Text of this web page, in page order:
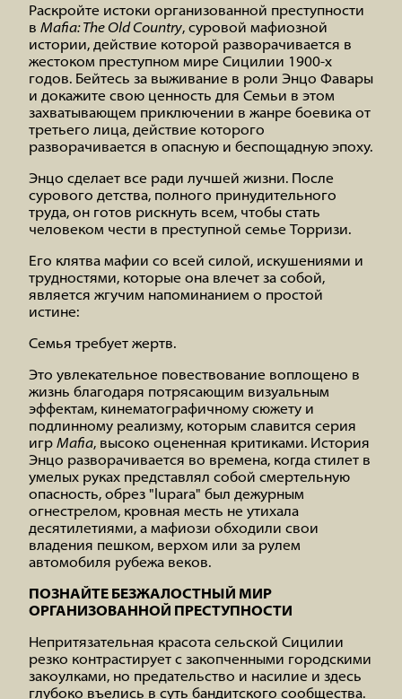
Раскройте истоки организованной преступности
в Mafia: The Old Country, суровой мафиозной
истории, действие которой разворачивается в
жестоком преступном мире Сицилии 1900-х
годов. Бейтесь за выживание в роли Энцо Фавары
и докажите свою ценность для Семьи в этом
захватывающем приключении в жанре боевика от
третьего лица, действие которого
разворачивается в опасную и беспощадную эпоху.
Энцо сделает все ради лучшей жизни. После
сурового детства, полного принудительного
труда, он готов рискнуть всем, чтобы стать
человеком чести в преступной семье Торризи.
Его клятва мафии со всей силой, искушениями и
трудностями, которые она влечет за собой,
является жгучим напоминанием о простой
истине:
Семья требует жертв.
Это увлекательное повествование воплощено в
жизнь благодаря потрясающим визуальным
эффектам, кинематографичному сюжету и
подлинному реализму, которым славится серия
игр Mafia, высоко оцененная критиками. История
Энцо разворачивается во времена, когда стилет в
умелых руках представлял собой смертельную
опасность, обрез "lupara" был дежурным
огнестрелом, кровная месть не утихала
десятилетиями, а мафиози обходили свои
владения пешком, верхом или за рулем
автомобиля рубежа веков.
ПОЗНАЙТЕ БЕЗЖАЛОСТНЫЙ МИР
ОРГАНИЗОВАННОЙ ПРЕСТУПНОСТИ
Непритязательная красота сельской Сицилии
резко контрастирует с закопченными городскими
закоулками, но предательство и насилие и здесь
глубоко въелись в суть бандитского сообщества.